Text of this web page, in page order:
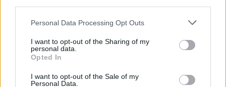
Personal Data Processing Opt Outs
I want to opt-out of the Sharing of my
personal data.
Opted In
I want to opt-out of the Sale of my
Personal Data.